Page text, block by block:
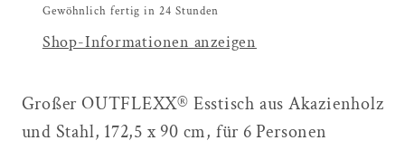
Gewöhnlich fertig in 24 Stunden
Shop-Informationen anzeigen
Großer OUTFLEXX® Esstisch aus Akazienholz
und Stahl, 172,5 x 90 cm, für 6 Personen